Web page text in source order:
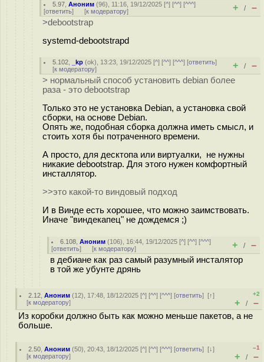
5.97 ,Аноним (96), 11:16, 19/12/2025 [^] [^^] [^^^]
[ответить] [к модератору] + / –
>debootstrap
systemd-debootstrapd
5.102 _kp (ok), 13:23, 19/12/2025 [^] [^^] [^^^] [ответить]
[к модератору] + / –
> нормальный способ установить debian более
раза - это debootstrap
Только это не установка Debian, а установка свой
сборки, на основе Debian.
Опять же, подобная сборка должна иметь смысл, и
стоить хотя бы потраченного времени.
А просто, для десктопа или виртуалки, не нужны
никакие debootstrap. Для этого нужен комфортный
инсталлятор.
>>это какой-то виндовый подход
И в Винде есть хорошее, что можно заимствовать.
Иначе "виндекапец" не дождемся ;)
6.108 ,Аноним (106), 16:44, 19/12/2025 [^] [^^] [^^^]
[ответить] [к модератору] + / –
в дебиане как раз самый разумный инсталятор
в той же убунте дрянь
2.12 ,Аноним (12), 17:48, 18/12/2025 [^] [^^] [^^^] [ответить][↑]
[к модератору]
+2
+ / –
Из коробки должно быть как можно меньше пакетов, а не
больше.
2.50 ,Аноним (50), 20:43, 18/12/2025 [^] [^^] [^^^] [ответить][↓]
[к модератору]
–1
+ / –